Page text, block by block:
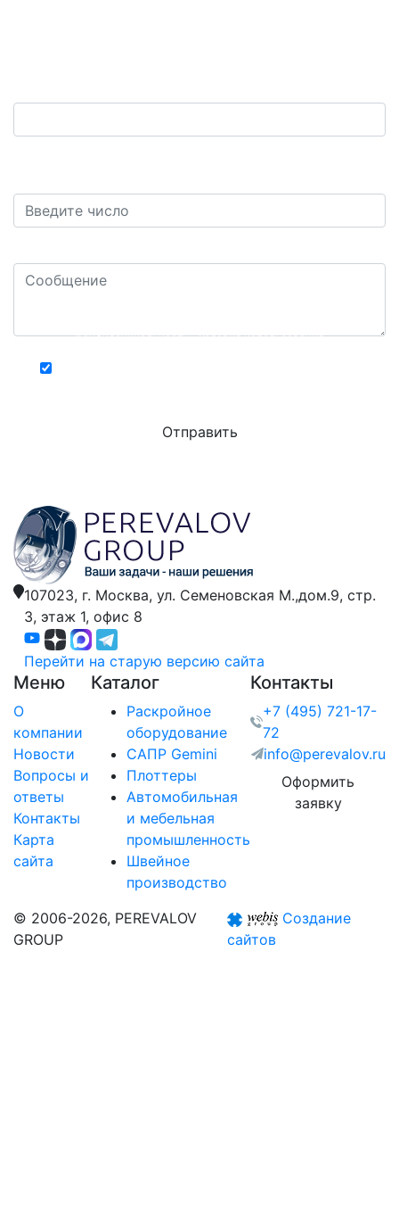
Конфиденциальность - Условия использования
107023, г. Москва, ул. Семеновская М.,дом.9, стр.
3, этаж 1, офис 8
Перейти на старую версию сайта
Меню
О
компании
Новости
Вопросы и
ответы
Контакты
Карта
сайта
Каталог
Раскройное
оборудование
САПР Gemini
Плоттеры
Автомобильная
и мебельная
промышленность
Швейное
производство
Контакты
+7 (495) 721-17-
72
info@perevalov.ru
Оформить
заявку
© 2006-2026, PEREVALOV
GROUP
Создание
сайтов